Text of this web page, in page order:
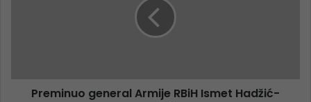
Preminuo general Armije RBiH Ismet Hadžić-